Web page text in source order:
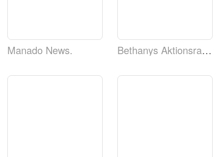
Manado News. Bethanys Aktionsradio